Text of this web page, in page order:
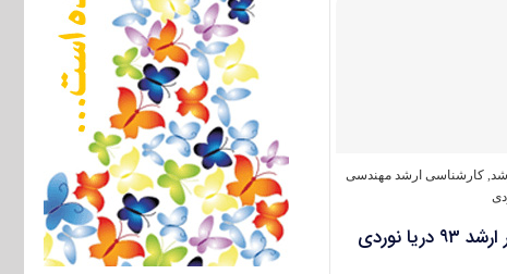
,کارشناسی ارشد مهندسی
دانلود سوالات و کلید کنکور ارشد ۹۳ دریا نوردی